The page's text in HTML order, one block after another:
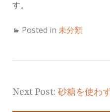
す。
Posted in 未分類
Next Post: 砂糖を使わ